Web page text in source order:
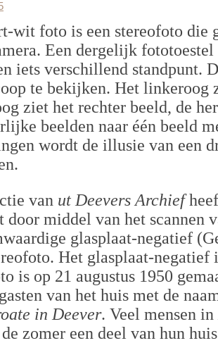
wit foto is een stereofoto die
Een dergelijk
iets verschillend standpunt.
te bekijken. Het linkeroog
ziet het rechter beeld, de
beelden naar één beeld
wordt de illusie van een
van ut Deevers Archief
door middel van het scannen
glasplaat-negatief
Het glasplaat-negatief
is op 21 augustus 1950
van het huis met de
in Deever. Veel mensen in
zomer een deel van hun